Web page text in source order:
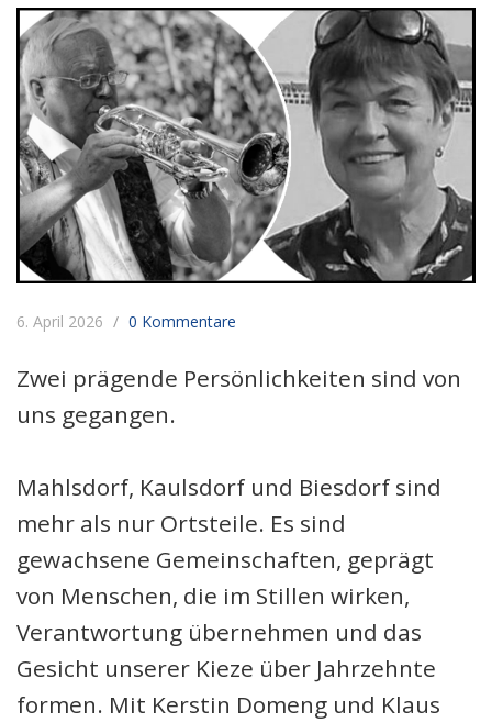
6. April 2026 0 Kommentare
Zwei prägende Persönlichkeiten sind von
uns gegangen.
Mahlsdorf, Kaulsdorf und Biesdorf sind
mehr als nur Ortsteile. Es sind
gewachsene Gemeinschaften, geprägt
von Menschen, die im Stillen wirken,
Verantwortung übernehmen und das
Gesicht unserer Kieze über Jahrzehnte
formen. Mit Kerstin Domeng und Klaus